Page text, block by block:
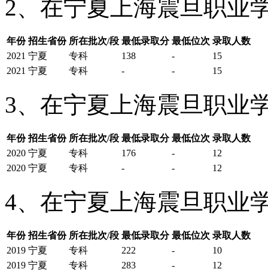
2、在宁夏上海震旦职业
年份 招生省份 所在批次/段 最低录取分 最低位次 录取人数
2021 宁夏 专科 138 -
15
2021 宁夏 专科 - - 15
3、在宁夏上海震旦职业
年份 招生省份 所在批次/段 最低录取分 最低位次 录取人数
2020 宁夏 专科 176 -
12
2020 宁夏 专科 - - 12
4、在宁夏上海震旦职业
年份 招生省份 所在批次/段 最低录取分 最低位次 录取人数
2019 宁夏 专科 222 -
10
2019 宁夏 专科 283 -
12